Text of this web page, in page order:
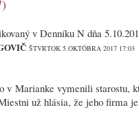
v Denníku N dňa
ŠTVRTOK 5.OKTÓBRA 2017 17:03
v Marianke vymenili starostu,
už hlásia, že jeho firma